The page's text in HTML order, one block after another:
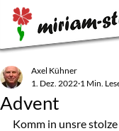
Advent
Axel Kühner
1. Dez. 2022 1 Min.
Komm in unsre